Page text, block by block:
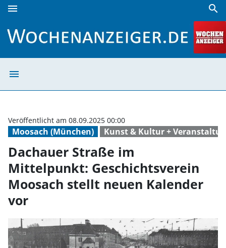
menu search
menu
Moosach (München) Kunst & Kultur +
Veröffentlicht am 08.09.2025 00:00
Dachauer Straße im
Mittelpunkt: Geschichtsverein
Moosach stellt neuen Kalender
vor